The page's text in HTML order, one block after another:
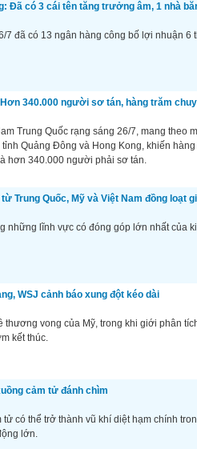
Đã có 3 cái tên tăng trưởng âm, 1 nhà
7 đã có 13 ngân hàng công bố lợi nhuận 6
340.000 người sơ tán, hàng trăm
Trung Quốc rạng sáng 26/7, mang theo
Quảng Đông và Hong Kong, khiến
hơn 340.000 người phải sơ tán.
Trung Quốc, Mỹ và Việt Nam đồng loạt
những lĩnh vực có đóng góp lớn nhất của
WSJ cảnh báo xung đột kéo dài
thương vong của Mỹ, trong khi giới phân
kết thúc.
cảm tử đánh chìm
có thể trở thành vũ khí diệt hạm chính
lớn.